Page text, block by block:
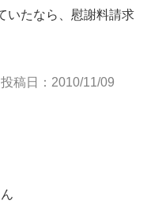
いたなら、慰謝料請求
投稿日：2010/11/09